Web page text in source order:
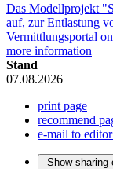
Das Modellprojekt
auf, zur Entlastung
Vermittlungsportal
more information
Stand
07.08.2026
print page
recommend
e-mail to
Show sharing